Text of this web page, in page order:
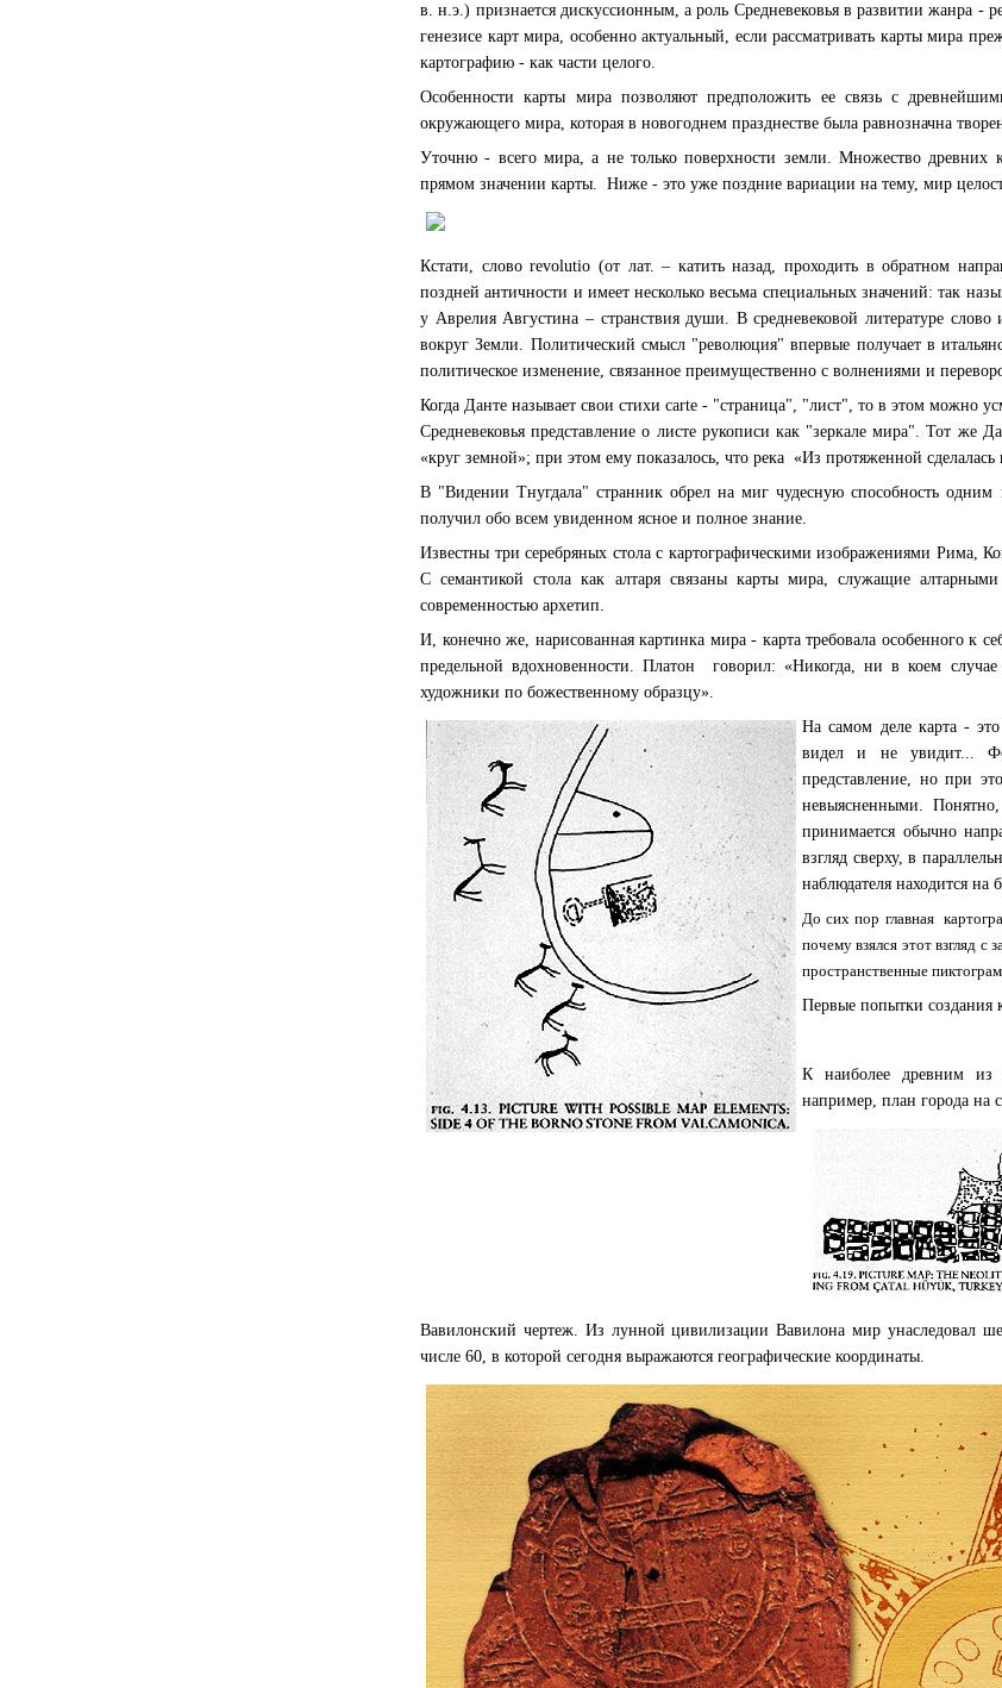
в. н.э.) признается дискуссионным, а роль Средневековья в развитии жанра
генезисе карт мира, особенно актуальный, если рассматривать карты мира
картографию - как части целого.
Особенности карты мира позволяют предположить ее связь с
окружающего мира, которая в новогоднем празднестве была равнозначна
Уточню - всего мира, а не только поверхности земли. Множество
прямом значении карты. Ниже - это уже поздние вариации на тему, мир
Кстати, слово revolutio (от лат. – катить назад, проходить в обратном
поздней античности и имеет несколько весьма специальных значений: так
у Аврелия Августина – странствия души. В средневековой литературе слово
вокруг Земли. Политический смысл "революция" впервые получает в
политическое изменение, связанное преимущественно с волнениями и
Когда Данте называет свои стихи carte - "страница", "лист", то в этом можно
Средневековья представление о листе рукописи как "зеркале мира". Тот же
«круг земной»; при этом ему показалось, что река «Из протяженной сделалась
В "Видении Тнугдала" странник обрел на миг чудесную способность одним
получил обо всем увиденном ясное и полное знание.
Известны три серебряных стола с картографическими изображениями Рима,
С семантикой стола как алтаря связаны карты мира, служащие
современностью архетип.
И, конечно же, нарисованная картинка мира - карта требовала особенного к
предельной вдохновенности. Платон говорил: «Никогда, ни в коем случае
художники по божественному образцу».
На самом деле карта -
видел и не увидит...
представление, но при
невыясненными.
принимается обычно
взгляд сверху, в
наблюдателя находится на
До сих пор главная
почему взялся этот взгляд
пространственные
Первые попытки создания
К наиболее древним из
например, план города на
Вавилонский чертеж. Из лунной цивилизации Вавилона мир унаследовал
числе 60, в которой сегодня выражаются географические координаты.